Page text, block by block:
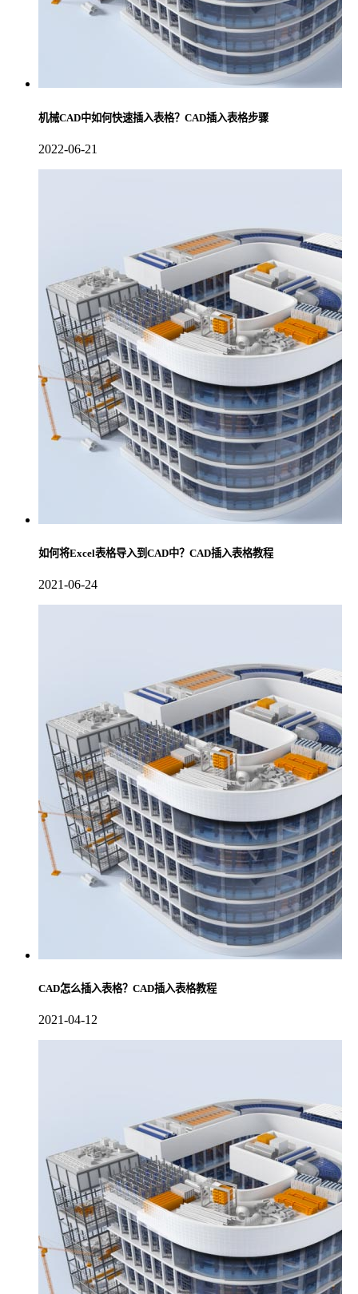
机械CAD中如何快速插入表格？CAD插入表格步骤
2022-06-21
如何将Excel表格导入到CAD中？CAD插入表格教程
2021-06-24
CAD怎么插入表格？CAD插入表格教程
2021-04-12